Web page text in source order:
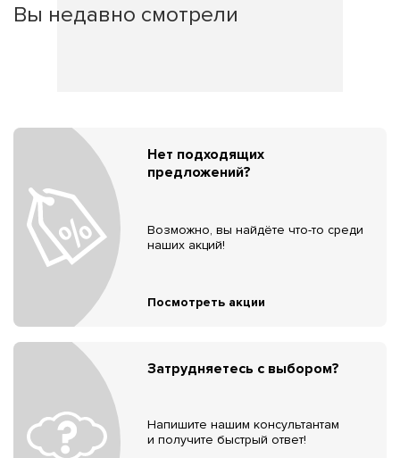
Вы недавно смотрели
Нет подходящих
предложений?
Возможно, вы найдёте что-то среди
наших акций!
Посмотреть акции
Затрудняетесь с выбором?
Напишите нашим консультантам
и получите быстрый ответ!